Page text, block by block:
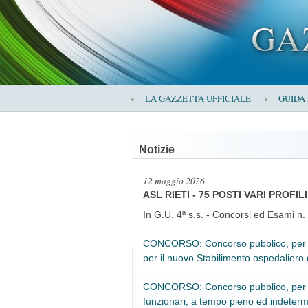
LA GAZZETTA UFFICIALE GUIDA
×
GAZZETTA
UFFICIALE
Notizie
12 maggio 2026
ASL RIETI - 75 POSTI VARI
In G.U. 4ª s.s. - Concorsi ed Esami
CONCORSO: Concorso pubblico,
per il nuovo Stabilimento ospedaliero
CONCORSO: Concorso pubblico,
funzionari, a tempo pieno ed